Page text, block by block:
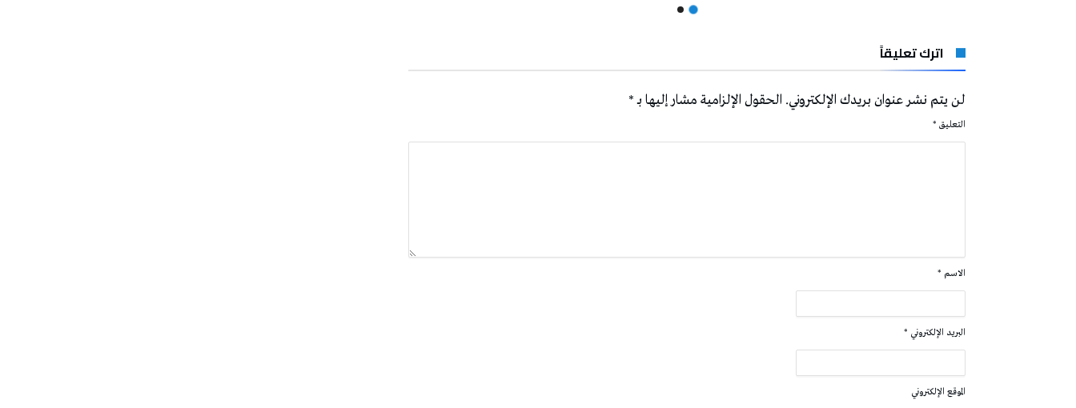
اترك تعليقاً
لن يتم نشر عنوان بريدك الإلكتروني. الحقول الإلزامية مشار إليها بـ*
التعليق *
الاسم *
البريد الإلكتروني *
الموقع الإلكتروني